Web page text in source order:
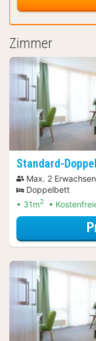
Zimmer
Standard-
Max. 2
Doppelbett
31m2